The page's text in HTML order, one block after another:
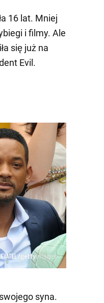
16 lat. Mniej
i filmy. Ale
się już na
Evil.
syna.